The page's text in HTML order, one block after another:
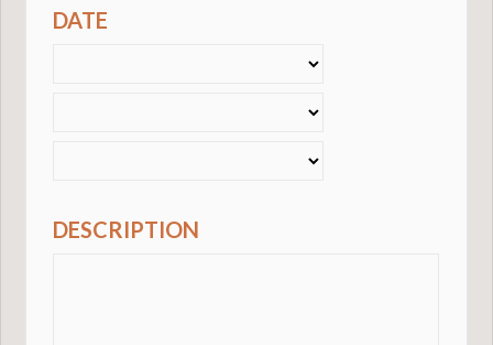
DATE
DESCRIPTION